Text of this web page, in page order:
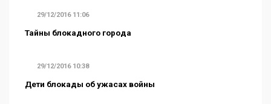
29/12/2016 11:06
Тайны блокадного города
29/12/2016 10:38
Дети блокады об ужасах войны